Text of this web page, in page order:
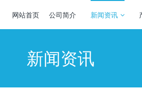
网站首页 公司简介 新闻资讯
新闻资讯